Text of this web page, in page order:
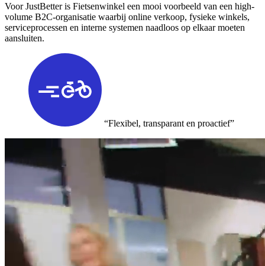
Voor JustBetter is Fietsenwinkel een mooi voorbeeld van een high-
volume B2C-organisatie waarbij online verkoop, fysieke winkels,
serviceprocessen en interne systemen naadloos op elkaar moeten
aansluiten.
“Flexibel, transparant en proactief”